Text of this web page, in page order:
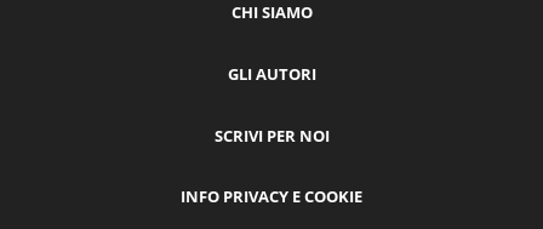
CHI SIAMO
GLI AUTORI
SCRIVI PER NOI
INFO PRIVACY E COOKIE